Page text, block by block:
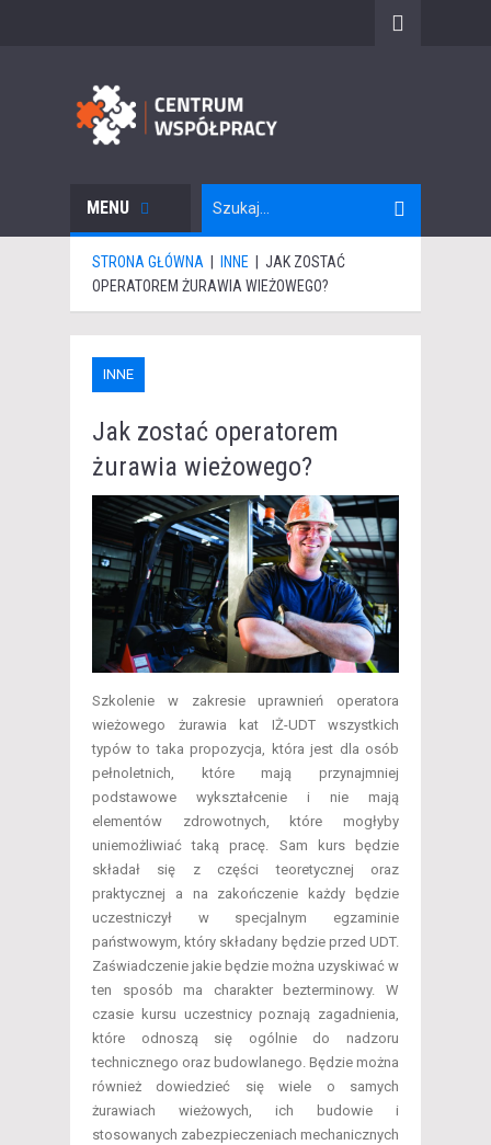
MENU
STRONA GŁÓWNA INNE
JAK ZOSTAĆ
OPERATOREM ŻURAWIA WIEŻOWEGO?
INNE
Jak zostać operatorem
żurawia wieżowego?
Szkolenie w zakresie uprawnień operatora
wieżowego żurawia kat IŻ-UDT wszystkich
typów to taka propozycja, która jest dla osób
pełnoletnich, które mają przynajmniej
podstawowe wykształcenie i nie mają
elementów zdrowotnych, które mogłyby
uniemożliwiać taką pracę. Sam kurs będzie
składał się z części teoretycznej oraz
praktycznej a na zakończenie każdy będzie
uczestniczył w specjalnym egzaminie
państwowym, który składany będzie przed UDT.
Zaświadczenie jakie będzie można uzyskiwać w
ten sposób ma charakter bezterminowy. W
czasie kursu uczestnicy poznają zagadnienia,
które odnoszą się ogólnie do nadzoru
technicznego oraz budowlanego. Będzie można
również dowiedzieć się wiele o samych
żurawiach wieżowych, ich budowie i
stosowanych zabezpieczeniach mechanicznych